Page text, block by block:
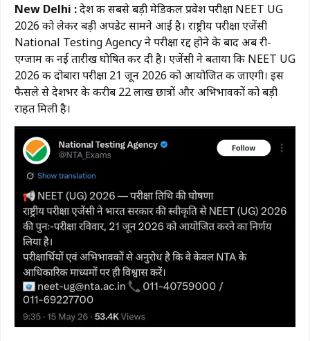
New Delhi :देश की सबसे बड़ी मेडिकल प्रवेश परीक्षा NEET UG
2026 को लेकर बड़ी अपडेट सामने आई है। राष्ट्रीय परीक्षा एजेंसी
National Testing Agency ने परीक्षा रद्द होने के बाद अब री-
एग्जाम की नई तारीख घोषित कर दी है। एजेंसी ने बताया कि NEET UG
2026 की दोबारा परीक्षा 21 जून 2026 को आयोजित की जाएगी। इस
फैसले से देशभर के करीब 22 लाख छात्रों और अभिभावकों को बड़ी
राहत मिली है।